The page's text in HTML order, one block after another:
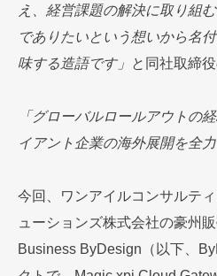
え、経営課題の解決に取り組
でありたいという想いから名
味する造語です」 と同社取締
「グローバルロールアウトの
イアント企業の海外展開を全
今回、ワンアイルコンサルテ
ューションズ株式会社の豪州
Business ByDesign（以下、